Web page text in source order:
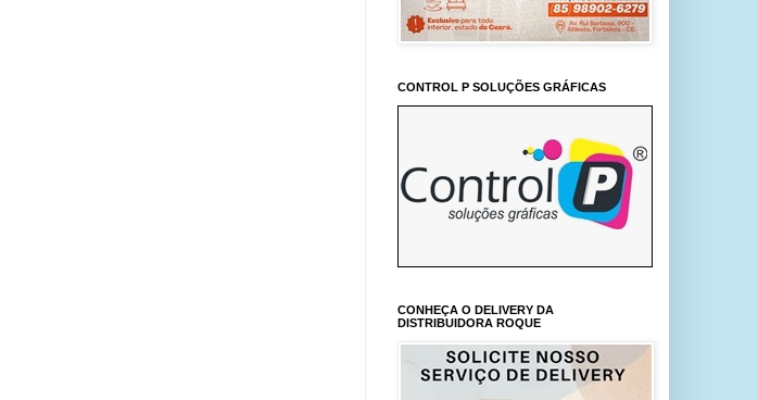
CONTROL P SOLUÇÕES GRÁFICAS
CONHEÇA O DELIVERY DA
DISTRIBUIDORA ROQUE